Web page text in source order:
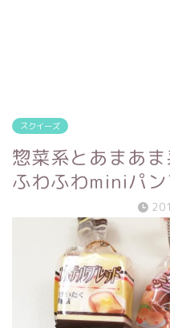
スクイーズ
惣菜系とあまあ
ふわふわminiパン